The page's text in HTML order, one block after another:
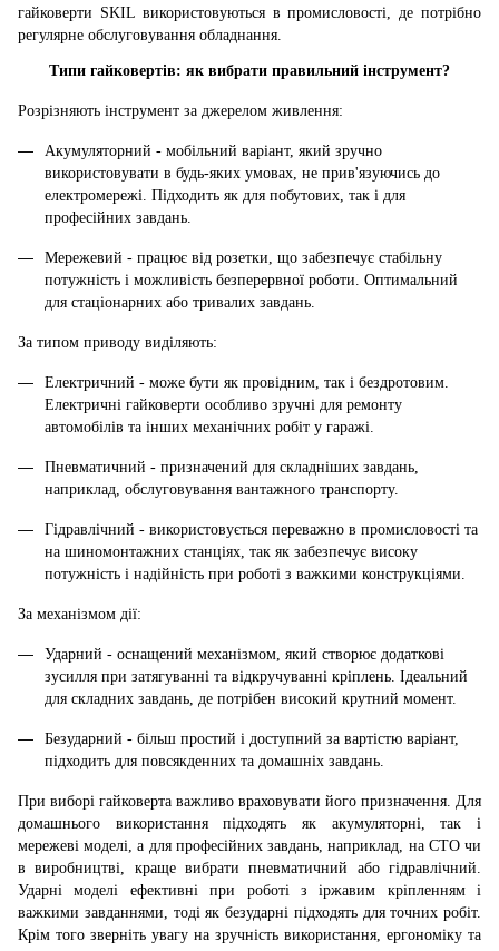
гайковерти SKIL використовуються в промисловості, де потрібно
регулярне обслуговування обладнання.
Типи гайковертів: як вибрати правильний інструмент?
Розрізняють інструмент за джерелом живлення:
Акумуляторний - мобільний варіант, який зручно
використовувати в будь-яких умовах, не прив'язуючись до
електромережі. Підходить як для побутових, так і для
професійних завдань.
Мережевий - працює від розетки, що забезпечує стабільну
потужність і можливість безперервної роботи. Оптимальний
для стаціонарних або тривалих завдань.
За типом приводу виділяють:
Електричний - може бути як провідним, так і бездротовим.
Електричні гайковерти особливо зручні для ремонту
автомобілів та інших механічних робіт у гаражі.
Пневматичний - призначений для складніших завдань,
наприклад, обслуговування вантажного транспорту.
Гідравлічний - використовується переважно в промисловості та
на шиномонтажних станціях, так як забезпечує високу
потужність і надійність при роботі з важкими конструкціями.
За механізмом дії:
Ударний - оснащений механізмом, який створює додаткові
зусилля при затягуванні та відкручуванні кріплень. Ідеальний
для складних завдань, де потрібен високий крутний момент.
Безударний - більш простий і доступний за вартістю варіант,
підходить для повсякденних та домашніх завдань.
При виборі гайковерта важливо враховувати його призначення. Для
домашнього використання підходять як акумуляторні, так і
мережеві моделі, а для професійних завдань, наприклад, на СТО чи
в виробництві, краще вибрати пневматичний або гідравлічний.
Ударні моделі ефективні при роботі з іржавим кріпленням і
важкими завданнями, тоді як безударні підходять для точних робіт.
Крім того зверніть увагу на зручність використання, ергономіку та